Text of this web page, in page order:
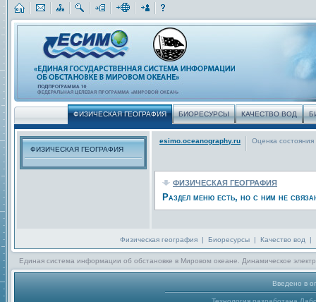
ФИЗИЧЕСКАЯ ГЕОГРАФИЯ БИОРЕСУРСЫ КАЧЕСТВО ВОД
ФИЗИЧЕСКАЯ ГЕОГРАФИЯ
esimo.oceanography.ru Оценка
ФИЗИЧЕСКАЯ ГЕОГРАФИЯ
Раздел меню есть, но с ним не
Физическая география | Биоресурсы | Качество вод |
Единая система информации об обстановке в Мировом океане. Динамическое
Введено в